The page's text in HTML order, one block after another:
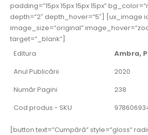
padding=”15px 15px 15px 15px”
depth=”2″ depth_hover=”5″] [ux_image
image_size=”original”
target=”_blank”]
Editura
Ambra,
Anul Publicării
2020
Număr Pagini
238
Cod produs - SKU
[button text=”Cumpără” style=”gloss”